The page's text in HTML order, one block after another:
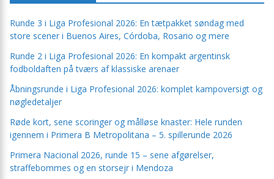
Runde 3 i Liga Profesional 2026: En tætpakket søndag med
store scener i Buenos Aires, Córdoba, Rosario og mere
Runde 2 i Liga Profesional 2026: En kompakt argentinsk
fodboldaften på tværs af klassiske arenaer
Åbningsrunde i Liga Profesional 2026: komplet kampoversigt og
nøgledetaljer
Røde kort, sene scoringer og målløse knaster: Hele runden
igennem i Primera B Metropolitana – 5. spillerunde 2026
Primera Nacional 2026, runde 15 – sene afgørelser,
straffebommes og en storsejr i Mendoza